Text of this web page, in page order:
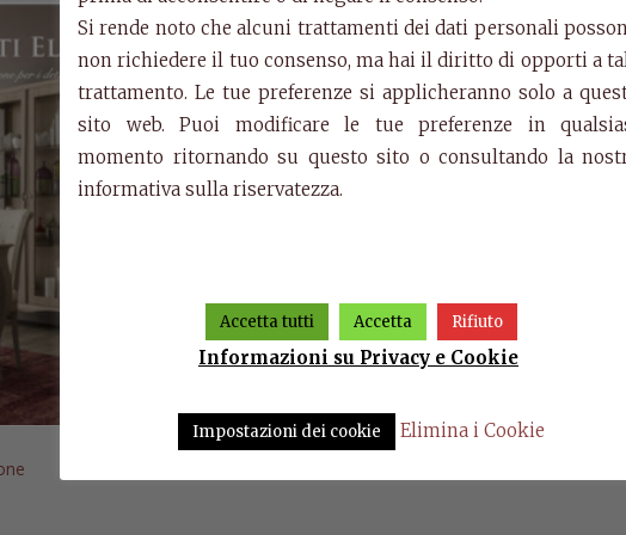
Si rende noto che alcuni trattamenti dei dati personali
non richiedere il tuo consenso, ma hai il diritto di opporti a
trattamento. Le tue preferenze si applicheranno solo a
sito web. Puoi modificare le tue preferenze in
momento ritornando su questo sito o consultando la
informativa sulla riservatezza.
Accetta tutti Accetta Rifiuto
Informazioni su Privacy e Cookie
Impostazioni dei cookie Elimina i Cookie